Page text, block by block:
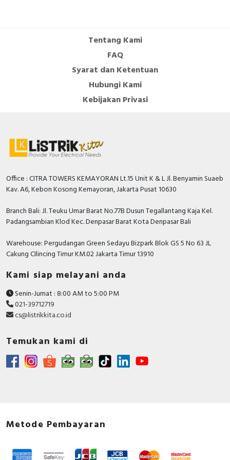
Number of poles (total)
Width in number of modular
1
Additional equipment
Rated short-circuit breaking
capacity Icu according to IEC
60947-2 at 230 V
Rated short-circuit breaking
60898 at 230 V
voltage Uimp
6 Kilovolt
Degree of protection (IP)
Rated current
Rated voltage
Release characteristic C
Flush-mounted installation
Tentang Kami
FAQ
Syarat dan Ketentuan
Hubungi Kami
Kebijakan Privasi
Office : CITRA TOWERS KEMAYORAN Lt.15 Unit K & L Jl. Benyamin Suaeb
Kav. A6, Kebon Kosong Kemayoran, Jakarta Pusat 10630
Branch Bali: Jl. Teuku Umar Barat No.77B Dusun Tegallantang Kaja Kel.
Padangsambian Klod Kec. Denpasar Barat Kota Denpasar Bali
Warehouse: Pergudangan Green Sedayu Bizpark Blok GS 5 No 63 JL
Cakung CIlincing Timur KM.02 Jakarta Timur 13910
Kami siap melayani anda
Senin-Jumat : 8:00 AM to 5:00 PM
021-39712719
cs@listrikkita.co.id
Temukan kami di
Metode Pembayaran